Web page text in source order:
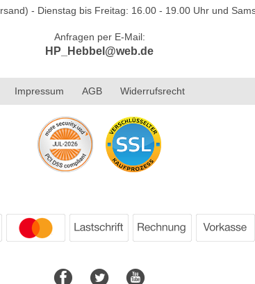
- Dienstag bis Freitag: 16.00 - 19.00 Uhr und
Anfragen per E-Mail:
HP_Hebbel@web.de
Impressum AGB Widerrufsrecht